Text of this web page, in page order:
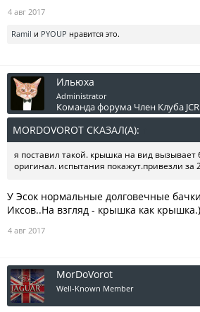
4 авг 2017
Ramil и PYOUP нравится это.
Ильюха
Administrator
Команда форума Член Клуба JCR
MORDOVOROT СКАЗАЛ(А):
я поставил такой. крышка на вид
оригинал. испытания покажут.привезли за
У Эсок нормальные долговечные
Иксов..На взгляд - крышка как
4 авг 2017
MorDoVorot
Well-Known Member